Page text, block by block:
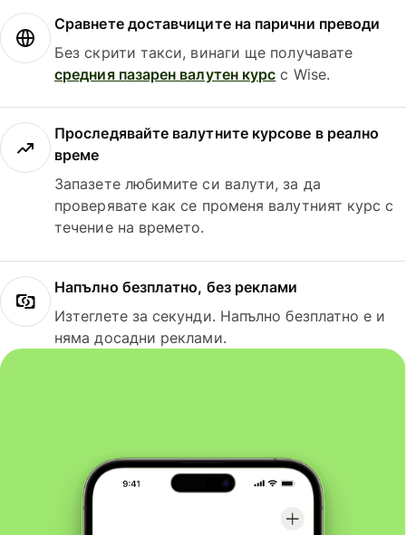
Сравнете доставчиците на парични преводи
Без скрити такси, винаги ще получавате
средния пазарен валутен курс с Wise.
Проследявайте валутните курсове в реално
време
Запазете любимите си валути, за да
проверявате как се променя валутният курс с
течение на времето.
Напълно безплатно, без реклами
Изтеглете за секунди. Напълно безплатно е и
няма досадни реклами.